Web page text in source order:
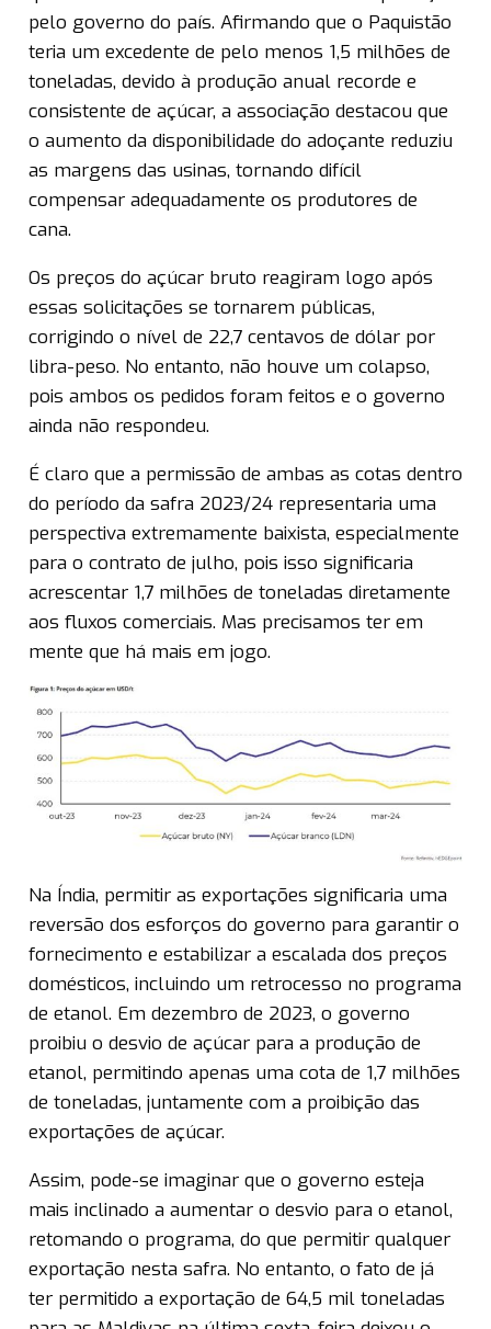
pelo governo do país. Afirmando que o Paquistão
teria um excedente de pelo menos 1,5 milhões de
toneladas, devido à produção anual recorde e
consistente de açúcar, a associação destacou que
o aumento da disponibilidade do adoçante reduziu
as margens das usinas, tornando difícil
compensar adequadamente os produtores de
cana.
Os preços do açúcar bruto reagiram logo após
essas solicitações se tornarem públicas,
corrigindo o nível de 22,7 centavos de dólar por
libra-peso. No entanto, não houve um colapso,
pois ambos os pedidos foram feitos e o governo
ainda não respondeu.
É claro que a permissão de ambas as cotas dentro
do período da safra 2023/24 representaria uma
perspectiva extremamente baixista, especialmente
para o contrato de julho, pois isso significaria
acrescentar 1,7 milhões de toneladas diretamente
aos fluxos comerciais. Mas precisamos ter em
mente que há mais em jogo.
Na Índia, permitir as exportações significaria uma
reversão dos esforços do governo para garantir o
fornecimento e estabilizar a escalada dos preços
domésticos, incluindo um retrocesso no programa
de etanol. Em dezembro de 2023, o governo
proibiu o desvio de açúcar para a produção de
etanol, permitindo apenas uma cota de 1,7 milhões
de toneladas, juntamente com a proibição das
exportações de açúcar.
Assim, pode-se imaginar que o governo esteja
mais inclinado a aumentar o desvio para o etanol,
retomando o programa, do que permitir qualquer
exportação nesta safra. No entanto, o fato de já
ter permitido a exportação de 64,5 mil toneladas